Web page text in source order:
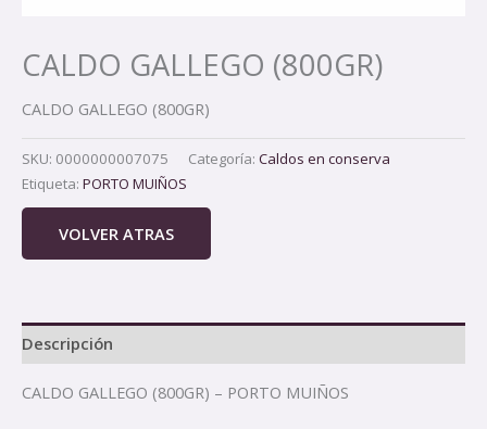
CALDO GALLEGO (800GR)
CALDO GALLEGO (800GR)
SKU: 0000000007075 Categoría: Caldos en conserva
Etiqueta: PORTO MUIÑOS
VOLVER ATRAS
Descripción
CALDO GALLEGO (800GR) – PORTO MUIÑOS